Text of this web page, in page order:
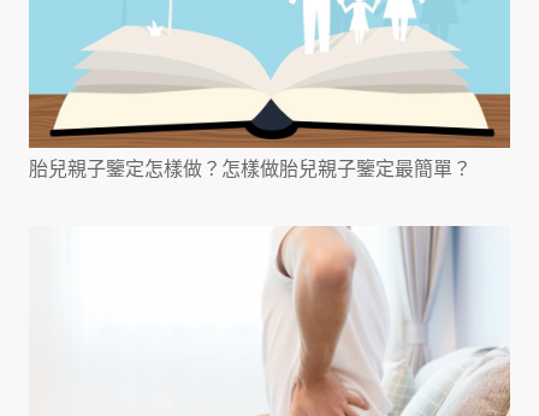
胎兒親子鑒定怎樣做？怎樣做胎兒親子鑒定最簡單？